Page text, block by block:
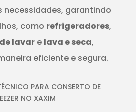
necessidades, garantindo
como refrigeradores,
lavar e lava e seca,
eficiente e segura.
PARA CONSERTO DE
NO XAXIM